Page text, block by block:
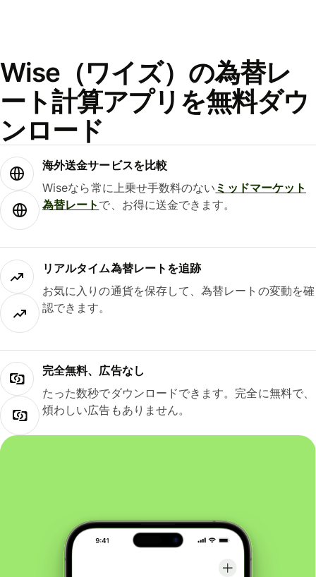
Wise（ワイズ）の為替レ
ート計算アプリを無料ダウ
ンロード
海外送金サービスを比較
Wiseなら常に上乗せ手数料のない ミッドマーケット
為替レート で、お得に送金できます。
リアルタイム為替レートを追跡
お気に入りの通貨を保存して、為替レートの変動を確
認できます。
完全無料、広告なし
たった数秒でダウンロードできます。完全に無料で、
煩わしい広告もありません。